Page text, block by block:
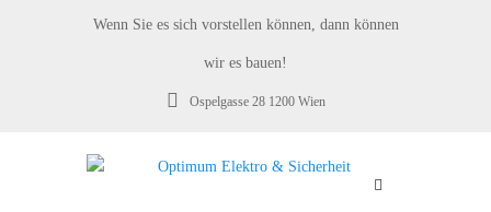
Wenn Sie es sich vorstellen können, dann können
wir es bauen!
Ospelgasse 28 1200 Wien